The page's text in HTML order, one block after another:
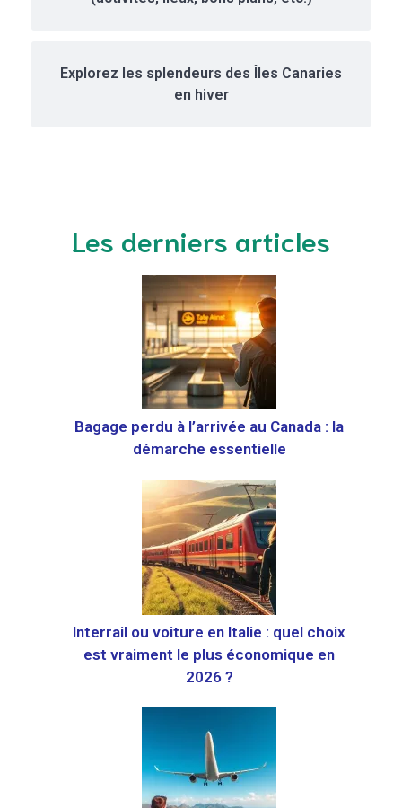
Explorez les splendeurs des Îles Canaries
en hiver
Les derniers articles
Bagage perdu à l’arrivée au Canada : la
démarche essentielle
Interrail ou voiture en Italie : quel choix
est vraiment le plus économique en
2026 ?